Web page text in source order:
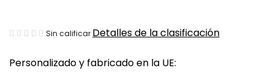
Personalizado y fabricado en la UE:
La
media
Sin calificar Detalles de la clasificación